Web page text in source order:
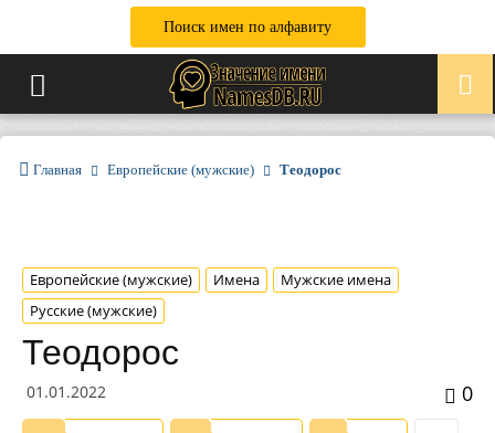
Поиск имен по алфавиту
Главная Европейские (мужские) Теодорос
Европейские (мужские) Имена
Мужские имена
Русские (мужские)
Теодорос
01.01.2022 0